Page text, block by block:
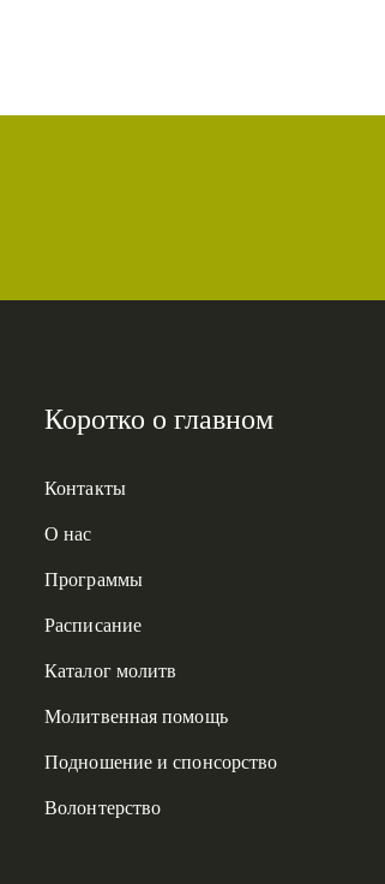
Коротко о главном
Контакты
О нас
Программы
Расписание
Каталог молитв
Молитвенная помощь
Подношение и спонсорство
Волонтерство